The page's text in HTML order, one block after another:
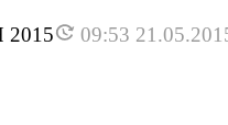
2015 09:53